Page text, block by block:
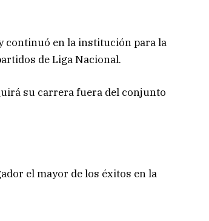
continuó en la institución para la
de Liga Nacional.
su carrera fuera del conjunto
el mayor de los éxitos en la